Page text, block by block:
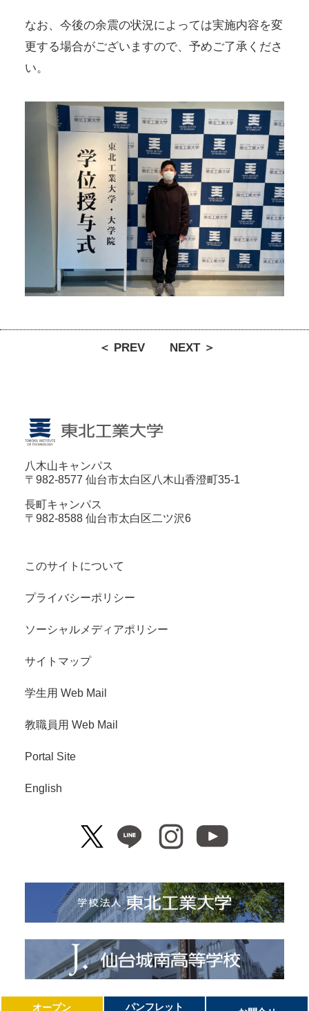
なお、今後の余震の状況によっては実施内容を変
更する場合がございますので、予めご了承くださ
い。
＜ PREV NEXT ＞
八木山キャンパス
〒982-8577 仙台市太白区八木山香澄町35-1
長町キャンパス
〒982-8588 仙台市太白区二ツ沢6
このサイトについて
プライバシーポリシー
ソーシャルメディアポリシー
サイトマップ
学生用 Web Mail
教職員用 Web Mail
Portal Site
English
Copyright© Tohoku Institute of Technology. All Right Reserved.
オープン パンフレット